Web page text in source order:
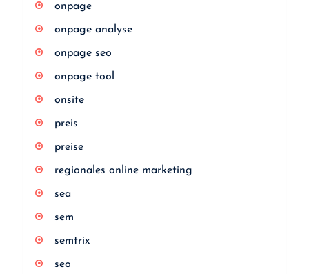
onpage
onpage analyse
onpage seo
onpage tool
onsite
preis
preise
regionales online marketing
sea
sem
semtrix
seo